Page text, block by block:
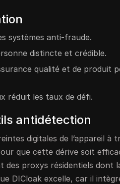
systèmes anti-fraude.
distincte et crédible.
qualité et de produit
réduit les taux de défi.
antidétection
digitales de l’appareil à
que cette dérive soit
des proxys résidentiels dont
DICloak excelle, car il